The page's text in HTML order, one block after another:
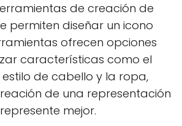
de creación de
permiten diseñar un icono
ofrecen opciones
características como el
de cabello y la ropa,
de una representación
mejor.